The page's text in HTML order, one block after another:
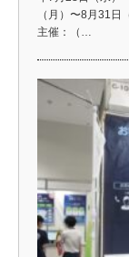
（月）〜8月31
主催：（…